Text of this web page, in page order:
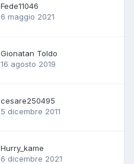
Fede11046
6 maggio 2021
Gionatan Toldo
16 agosto 2019
cesare250495
5 dicembre 2011
Hurry_kame
6 dicembre 2021